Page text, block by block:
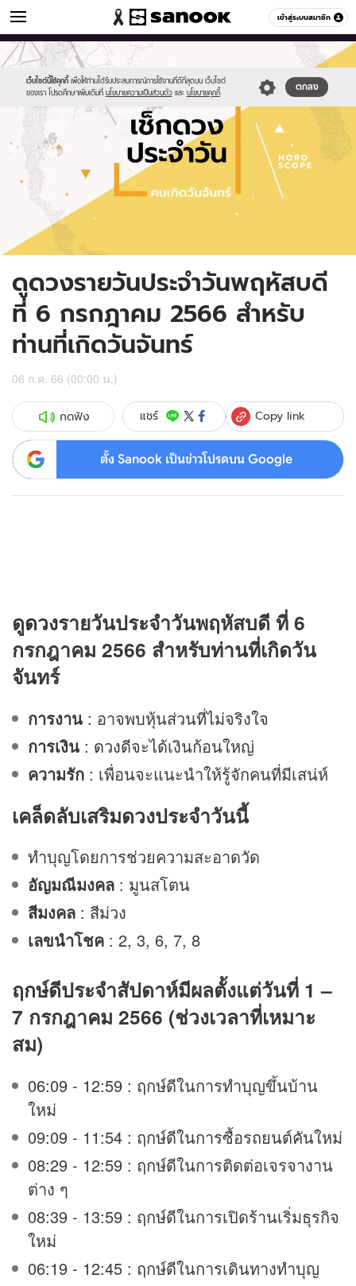
เข้าสู่ระบบสมาชิก
ดูดวง หมวดอื่นๆ
เว็บไซต์นี้ใช้คุกกี้ เพื่อให้ท่านได้รับประสบการณ์การใช้งานที่ดีที่สุดบน เว็บไซต์
ของเรา โปรดศึกษาเพิ่มเติมที่ นโยบายความเป็นส่วนตัว และ นโยบายคุกกี้
ตกลง
Sanook
//s.isanook.com/sr/0/images/logo-
new-
sanook.png
600
60
//s.isanook.com/ho/0/ud/fxd/day/daily-
horoscope-
monday.jpg
ดูดวงรายวันประจำวันพฤหัสบดี
ที่ 6 กรกฎาคม 2566 สำหรับ
ท่านที่เกิดวันจันทร์
06 ก.ค. 66 (00:00 น.)
กดฟัง แชร์ Copy link
ตั้ง Sanook เป็นข่าวโปรดบน Google
ดูดวงรายวันประจำวันพฤหัสบดี ที่ 6
กรกฎาคม 2566 สำหรับท่านที่เกิดวัน
จันทร์
การงาน : อาจพบหุ้นส่วนที่ไม่จริงใจ
การเงิน : ดวงดีจะได้เงินก้อนใหญ่
ความรัก : เพื่อนจะแนะนำให้รู้จักคนที่มีเสน่ห์
เคล็ดลับเสริมดวงประจำวันนี้
ทำบุญโดยการช่วยความสะอาดวัด
อัญมณีมงคล : มูนสโตน
สีมงคล : สีม่วง
เลขนำโชค : 2, 3, 6, 7, 8
ฤกษ์ดีประจำสัปดาห์มีผลตั้งแต่วันที่ 1 –
7 กรกฎาคม 2566 (ช่วงเวลาที่เหมาะ
สม)
06:09 - 12:59 : ฤกษ์ดีในการทำบุญขึ้นบ้าน
ใหม่
09:09 - 11:54 : ฤกษ์ดีในการซื้อรถยนต์คันใหม่
08:29 - 12:59 : ฤกษ์ดีในการติดต่อเจรจางาน
ต่าง ๆ
08:39 - 13:59 : ฤกษ์ดีในการเปิดร้านเริ่มธุรกิจ
ใหม่
06:19 - 12:45 : ฤกษ์ดีในการเดินทางทำบุญ